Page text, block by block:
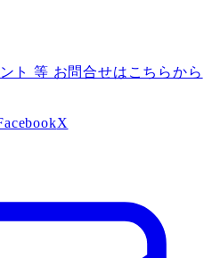
ト 等 お問合せはこちらから
X